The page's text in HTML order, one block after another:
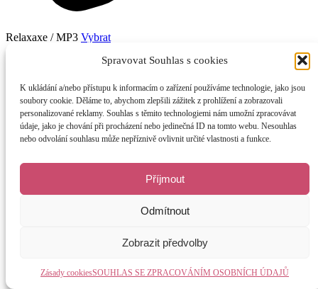
Spravovat Souhlas s cookies
K ukládání a/nebo přístupu k informacím o zařízení používáme technologie, jako jsou
soubory cookie. Děláme to, abychom zlepšili zážitek z prohlížení a zobrazovali
personalizované reklamy. Souhlas s těmito technologiemi nám umožní zpracovávat
údaje, jako je chování při procházení nebo jedinečná ID na tomto webu. Nesouhlas
nebo odvolání souhlasu může nepříznivě ovlivnit určité vlastnosti a funkce.
Příjmout
Odmítnout
Zobrazit předvolby
Zásady cookiesSOUHLAS SE ZPRACOVÁNÍM OSOBNÍCH ÚDAJŮ
Relaxaxe / MP3 Vybrat